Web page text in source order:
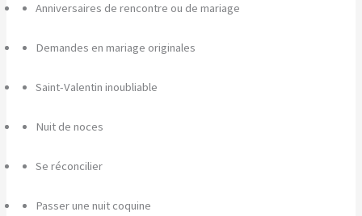
Anniversaires de rencontre ou de mariage
Demandes en mariage originales
Saint-Valentin inoubliable
Nuit de noces
Se réconcilier
Passer une nuit coquine